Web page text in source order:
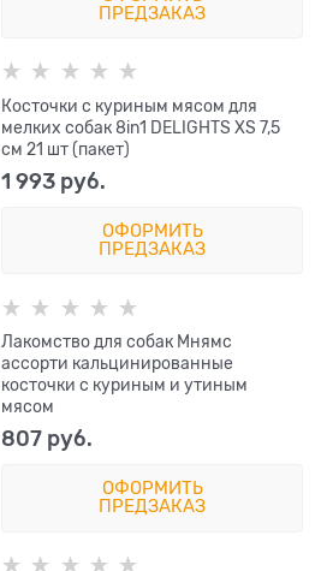
ПРЕДЗАКАЗ
Косточки с куриным мясом для
мелких собак 8in1 DELIGHTS XS 7,5
см 21 шт (пакет)
1 993 руб.
ОФОРМИТЬ
ПРЕДЗАКАЗ
Лакомство для собак Мнямс
ассорти кальцинированные
косточки с куриным и утиным
мясом
807 руб.
ОФОРМИТЬ
ПРЕДЗАКАЗ